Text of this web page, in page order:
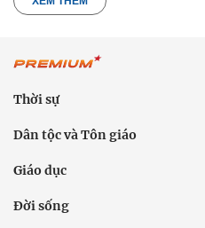
Thời sự
Dân tộc và Tôn giáo
Giáo dục
Đời sống